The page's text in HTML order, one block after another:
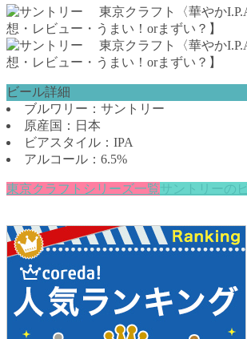
ビール詳細
ブルワリー：サントリー
原産国：日本
ビアスタイル：IPA
アルコール：6.5%
東京クラフトシリーズ一覧 サントリーの